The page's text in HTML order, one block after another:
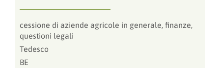
cessione di aziende agricole in generale, finanze,
questioni legali
Tedesco
BE